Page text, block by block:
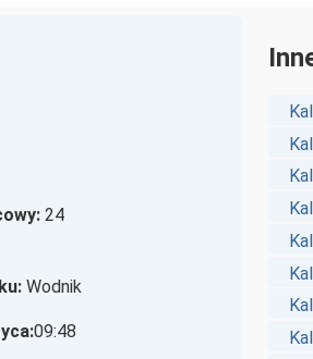
24
Wodnik
09:48